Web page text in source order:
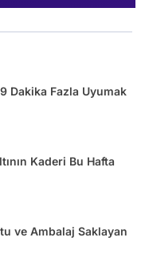
Dakika Fazla Uyumak
Kaderi Bu Hafta
ve Ambalaj Saklayan